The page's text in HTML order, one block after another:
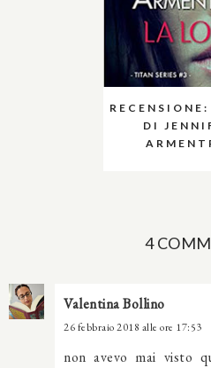
DI
4
Valentina Bollino
26 febbraio 2018 alle ore 17:53
non avevo mai visto